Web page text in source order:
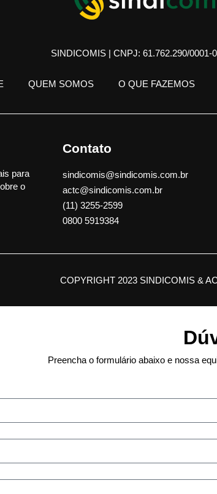
SINDICOMIS | CNPJ: 61.762.290/0001-
QUEM SOMOS O QUE FAZEMOS
para
o
Contato
sindicomis@sindicomis.com.br
actc@sindicomis.com.br
(11) 3255-2599
0800 5919384
COPYRIGHT 2023 SINDICOMIS &
Preencha o formulário abaixo e nossa